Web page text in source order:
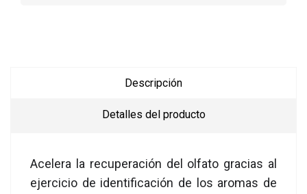
Descripción
Detalles del producto
Acelera la recuperación del olfato gracias al
ejercicio de identificación de los aromas de